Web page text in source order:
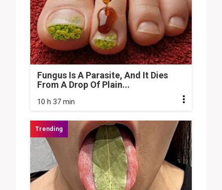
Fungus Is A Parasite, And It Dies
From A Drop Of Plain...
10 h 37 min